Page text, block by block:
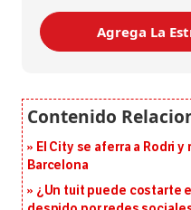
Agrega La
El City se aferra a Rodri
Barcelona
¿Un tuit puede costarte